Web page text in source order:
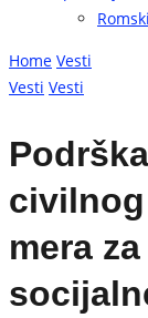
Home Vesti
Vesti Vesti
mera